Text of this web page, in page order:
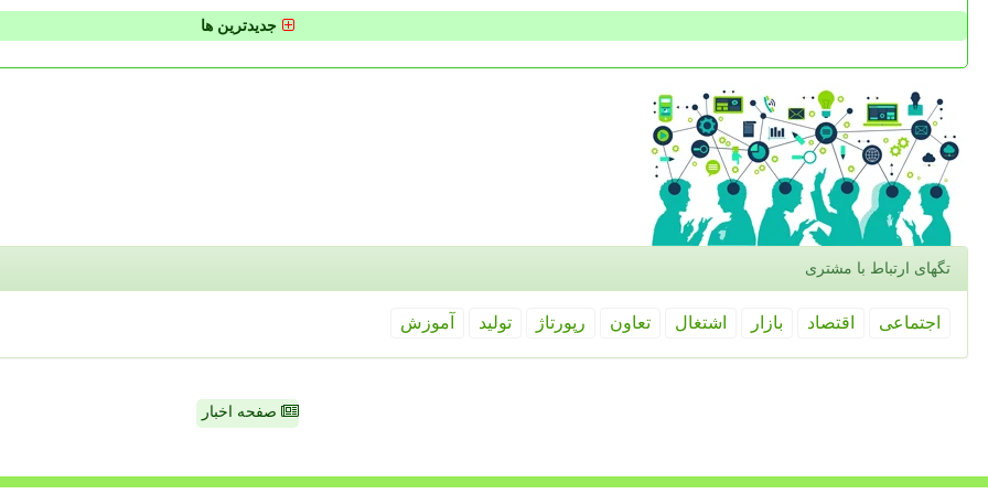
جدیدترین ها
تگهای ارتباط با مشتری
اجتماعی اقتصاد بازار اشتغال تعاون رپورتاژ تولید آموزش
صفحه اخبار